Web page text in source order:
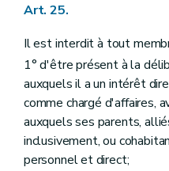
Art. 25.
Il est interdit à tout
1° d'être présent à la
auxquels il a un intérêt
comme chargé d'affaires,
auxquels ses parents,
inclusivement, ou
personnel et direct;